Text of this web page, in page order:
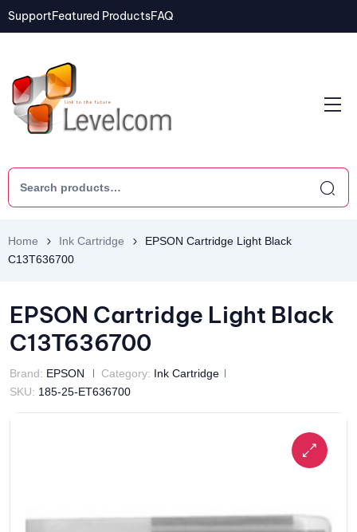
SupportFeatured ProductsFAQ
Home Ink Cartridge
EPSON Cartridge Light Black
C13T636700
EPSON Cartridge Light Black
C13T636700
Brand: EPSON Category: Ink Cartridge
SKU: 185-25-ET636700